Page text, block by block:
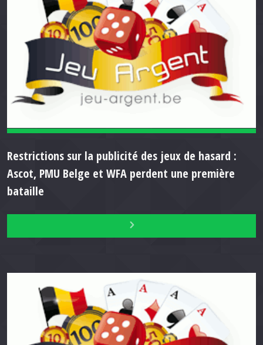
Restrictions sur la publicité des jeux de hasard :
Ascot, PMU Belge et WFA perdent une première
bataille